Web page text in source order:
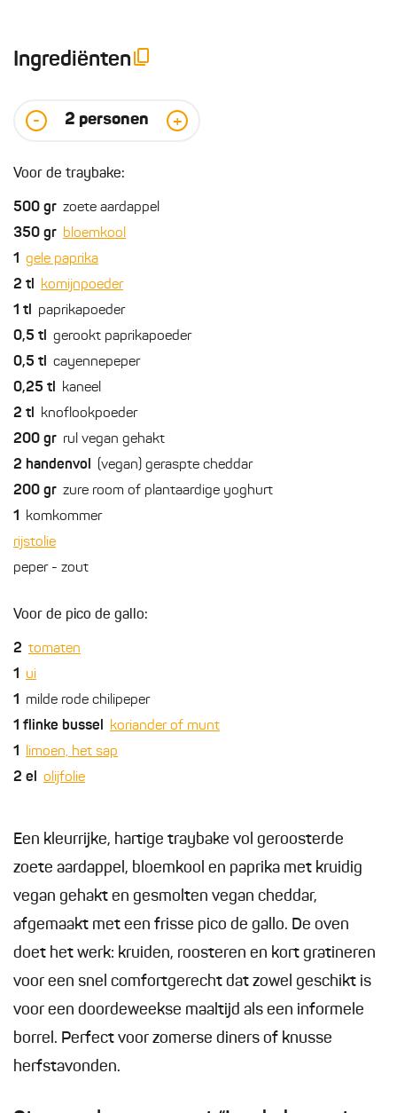
Ingrediënten
- 2 personen +
Voor de traybake:
500 gr zoete aardappel
350 gr bloemkool
1 gele paprika
2 tl komijnpoeder
1 tl paprikapoeder
0,5 tl gerookt paprikapoeder
0,5 tl cayennepeper
0,25 tl kaneel
2 tl knoflookpoeder
200 gr rul vegan gehakt
2 handenvol (vegan) geraspte cheddar
200 gr zure room of plantaardige yoghurt
1 komkommer
rijstolie
peper - zout
Voor de pico de gallo:
2 tomaten
1 ui
1 milde rode chilipeper
1 flinke bussel koriander of munt
1 limoen, het sap
2 el olijfolie
Een kleurrijke, hartige traybake vol geroosterde
zoete aardappel, bloemkool en paprika met kruidig
vegan gehakt en gesmolten vegan cheddar,
afgemaakt met een frisse pico de gallo. De oven
doet het werk: kruiden, roosteren en kort gratineren
voor een snel comfortgerecht dat zowel geschikt is
voor een doordeweekse maaltijd als een informele
borrel. Perfect voor zomerse diners of knusse
herfstavonden.